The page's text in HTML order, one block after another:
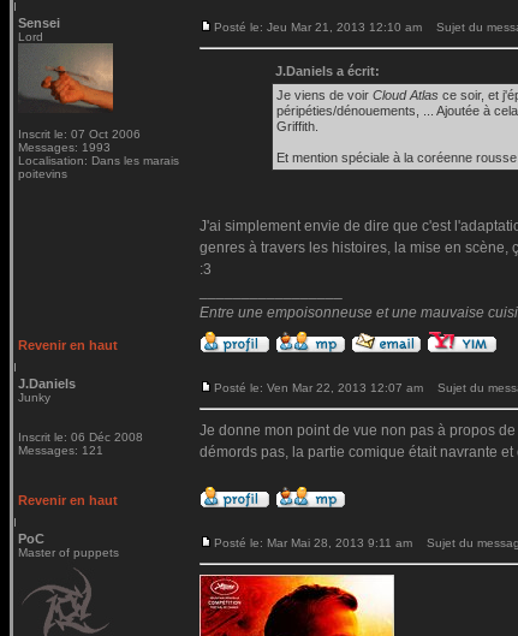
Sensei
Lord
Inscrit le: 07 Oct 2006
Messages: 1993
Localisation: Dans les marais
poitevins
Posté le: Jeu Mar 21, 2013 12:10 am Sujet du
J.Daniels a écrit:
Je viens de voir Cloud Atlas ce soir, et
péripéties/dénouements, ... Ajoutée à
Griffith.
Et mention spéciale à la coréenne rousse
J'ai simplement envie de dire que c'est
genres à travers les histoires, la mise en scène,
:3
Entre une empoisonneuse et une mauvaise
Revenir en haut
J.Daniels
Junky
Inscrit le: 06 Déc 2008
Messages: 121
Posté le: Ven Mar 22, 2013 12:07 am Sujet du
Je donne mon point de vue non pas à propos
démords pas, la partie comique était navrante
Revenir en haut
PoC
Master of puppets
Posté le: Mar Mai 28, 2013 9:11 am Sujet du